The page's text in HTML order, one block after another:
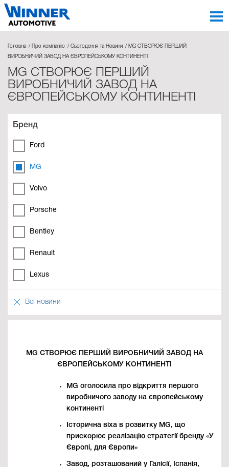
Головна Про компанію Сьогодення та Новини MG СТВОРЮЄ ПЕРШИЙ
ВИРОБНИЧИЙ ЗАВОД НА ЄВРОПЕЙСЬКОМУ КОНТИНЕНТІ
MG СТВОРЮЄ ПЕРШИЙ
ВИРОБНИЧИЙ ЗАВОД НА
ЄВРОПЕЙСЬКОМУ КОНТИНЕНТІ
Бренд
Ford
MG
Volvo
Porsche
Bentley
Renault
Lexus
Всі новини
MG СТВОРЮЄ ПЕРШИЙ ВИРОБНИЧИЙ ЗАВОД НА
ЄВРОПЕЙСЬКОМУ КОНТИНЕНТІ
MG оголосила про відкриття першого
виробничого заводу на європейському
континенті
Історична віха в розвитку MG, що
прискорює реалізацію стратегії бренду «У
Європі, для Європи»
Завод, розташований у Галісії, Іспанія,